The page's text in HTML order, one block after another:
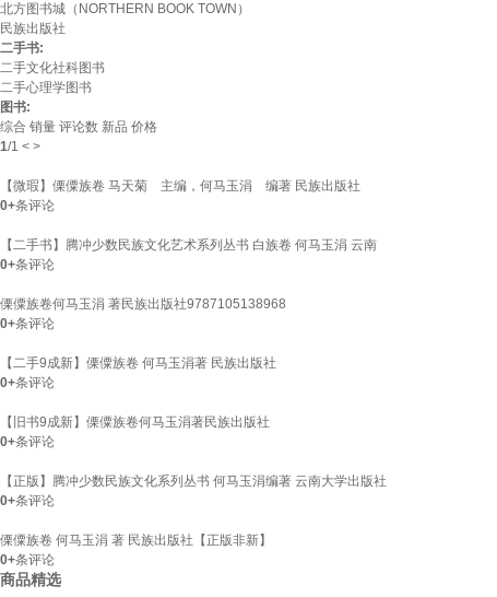
北方图书城（NORTHERN BOOK TOWN）
民族出版社
二手书:
二手文化社科图书
二手心理学图书
图书:
综合 销量 评论数 新品 价格
1/1 < >
【微瑕】傈僳族卷 马天菊 主编，何马玉涓 编著 民族出版社
0+条评论
【二手书】腾冲少数民族文化艺术系列丛书 白族卷 何马玉涓 云南
0+条评论
傈僳族卷何马玉涓 著民族出版社9787105138968
0+条评论
【二手9成新】傈僳族卷 何马玉涓著 民族出版社
0+条评论
【旧书9成新】傈僳族卷何马玉涓著民族出版社
0+条评论
【正版】腾冲少数民族文化系列丛书 何马玉涓编著 云南大学出版社
0+条评论
傈僳族卷 何马玉涓 著 民族出版社【正版非新】
0+条评论
商品精选